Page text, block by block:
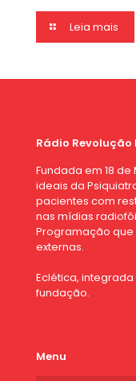
Leia mais
Rádio Revolução
Fundada em 18
ideais da
pacientes com
nas mídias
Programação
externas.
Eclética,
fundação.
Menu